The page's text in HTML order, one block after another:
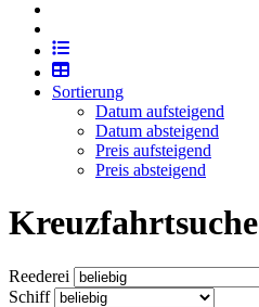
Sortierung
Datum aufsteigend
Datum absteigend
Preis aufsteigend
Preis absteigend
Kreuzfahrtsuche
Reederei
Schiff